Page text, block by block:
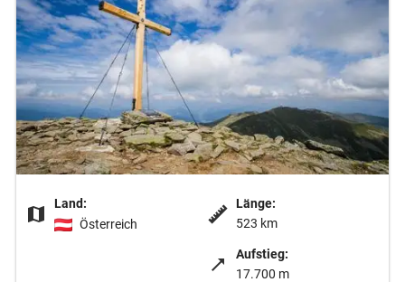
Land:
Österreich
Länge:
523 km
Aufstieg:
17.700 m